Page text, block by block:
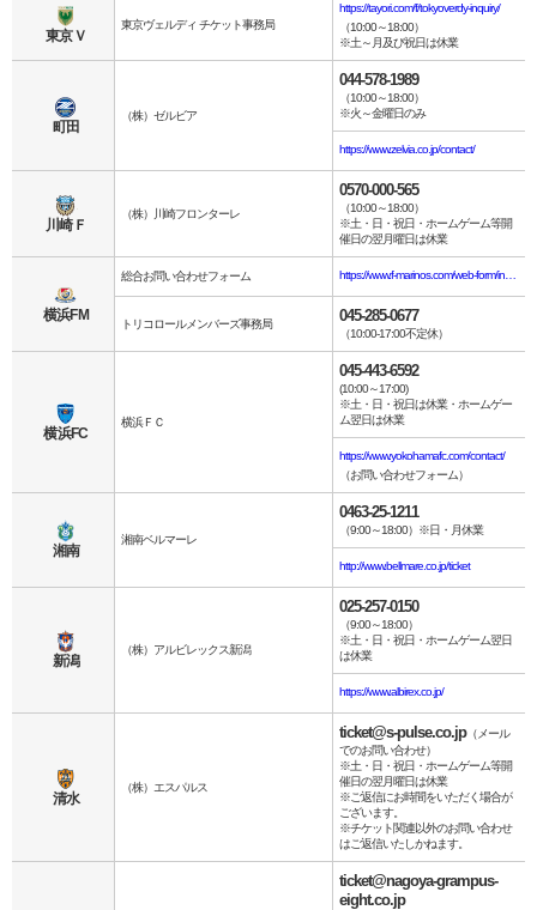
東京Ｖ
東京ヴェルディ チケット事務局
https://tayori.com/f/tokyoverdy-inquiry/
（10:00～18:00）
※土～月及び祝日は休業
町田
（株）ゼルビア
044-578-1989
（10:00～18:00）
※火～金曜日のみ
https://www.zelvia.co.jp/contact/
川崎Ｆ
（株）川崎フロンターレ
0570-000-565
（10:00～18:00）
※土・日・祝日・ホームゲーム等開
催日の翌月曜日は休業
横浜FM
総合お問い合わせフォーム
トリコロールメンバーズ事務局 045-285-0677
（10:00-17:00不定休）
横浜FC
横浜ＦＣ
045-443-6592
(10:00～17:00)
※土・日・祝日は休業・ホームゲー
ム翌日は休業
https://www.yokohamafc.com/contact/
（お問い合わせフォーム）
湘南
湘南ベルマーレ
0463-25-1211
（9:00～18:00）※日・月休業
http://www.bellmare.co.jp/ticket
新潟
（株）アルビレックス新潟
025-257-0150
（9:00～18:00）
※土・日・祝日・ホームゲーム翌日
は休業
https://www.albirex.co.jp/
清水
（株）エスパルス
ticket@s-pulse.co.jp（メール
でのお問い合わせ）
※土・日・祝日・ホームゲーム等開
催日の翌月曜日は休業
※ご返信にお時間をいただく場合が
ございます。
※チケット関連以外のお問い合わせ
はご返信いたしかねます。
ticket@nagoya-grampus-
eight.co.jp